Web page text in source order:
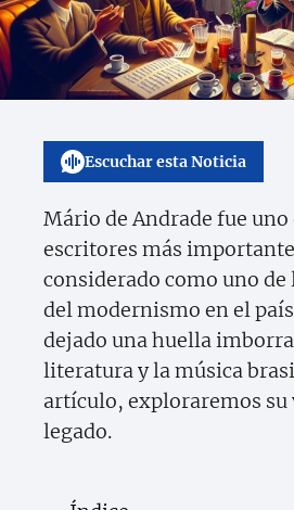
Escuchar esta Noticia
Mário de Andrade fue uno
escritores más
considerado como uno de
del modernismo en el
dejado una huella
literatura y la música
artículo, exploraremos su
legado.